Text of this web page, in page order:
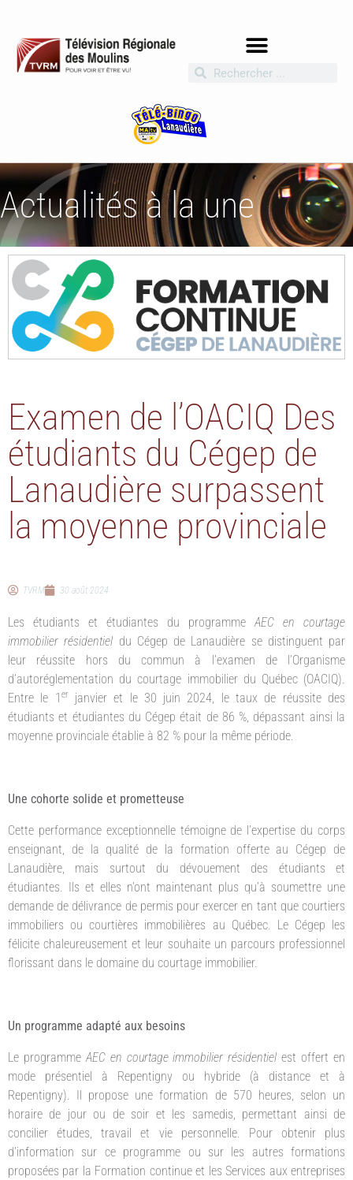
Actualités à la une
Examen de l’OACIQ Des
étudiants du Cégep de
Lanaudière surpassent
la moyenne provinciale
TVRM 30 août 2024
Les étudiants et étudiantes du programmeAEC en courtage
immobilier résidentiel du Cégep de Lanaudière se distinguent par
leur réussite hors du commun à l’examen de l’Organisme
d’autoréglementation du courtage immobilier du Québec (OACIQ).
Entre le 1 er
janvier et le 30 juin 2024, le taux de réussite des
étudiants et étudiantes du Cégep était de 86 %, dépassant ainsi la
moyenne provinciale établie à 82 % pour la même période.
Une cohorte solide et prometteuse
Cette performance exceptionnelle témoigne de l’expertise du corps
enseignant, de la qualité de la formation offerte au Cégep de
Lanaudière, mais surtout du dévouement des étudiants et
étudiantes. Ils et elles n’ont maintenant plus qu’à soumettre une
demande de délivrance de permis pour exercer en tant que courtiers
immobiliers ou courtières immobilières au Québec. Le Cégep les
félicite chaleureusement et leur souhaite un parcours professionnel
florissant dans le domaine du courtage immobilier.
Un programme adapté aux besoins
Le programmeAEC en courtage immobilier résidentiel est offert en
mode présentiel à Repentigny ou hybride (à distance et à
Repentigny). Il propose une formation de 570 heures, selon un
horaire de jour ou de soir et les samedis, permettant ainsi de
concilier études, travail et vie personnelle. Pour obtenir plus
d’information sur ce programme ou sur les autres formations
proposées par la Formation continue et les Services aux entreprises